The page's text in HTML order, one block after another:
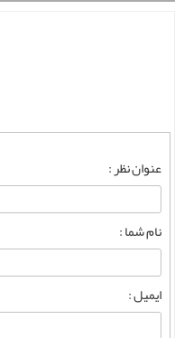
عنوان نظر :
نام شما :
ایمیل :